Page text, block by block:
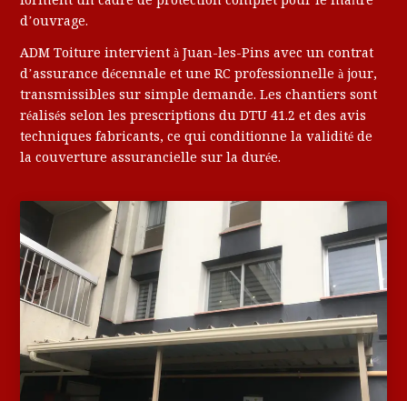
d’ouvrage.
ADM Toiture intervient à Juan-les-Pins avec un contrat
d’assurance décennale et une RC professionnelle à jour,
transmissibles sur simple demande. Les chantiers sont
réalisés selon les prescriptions du DTU 41.2 et des avis
techniques fabricants, ce qui conditionne la validité de
la couverture assurancielle sur la durée.